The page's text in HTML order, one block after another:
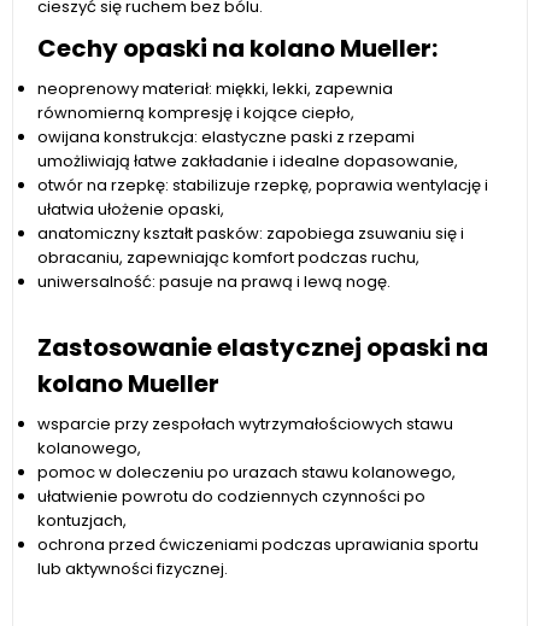
cieszyć się ruchem bez bólu.
Cechy opaski na kolano Mueller:
neoprenowy materiał: miękki, lekki, zapewnia
równomierną kompresję i kojące ciepło,
owijana konstrukcja: elastyczne paski z rzepami
umożliwiają łatwe zakładanie i idealne dopasowanie,
otwór na rzepkę: stabilizuje rzepkę, poprawia wentylację i
ułatwia ułożenie opaski,
anatomiczny kształt pasków: zapobiega zsuwaniu się i
obracaniu, zapewniając komfort podczas ruchu,
uniwersalność: pasuje na prawą i lewą nogę.
Zastosowanie elastycznej opaski na
kolano Mueller
wsparcie przy zespołach wytrzymałościowych stawu
kolanowego,
pomoc w doleczeniu po urazach stawu kolanowego,
ułatwienie powrotu do codziennych czynności po
kontuzjach,
ochrona przed ćwiczeniami podczas uprawiania sportu
lub aktywności fizycznej.